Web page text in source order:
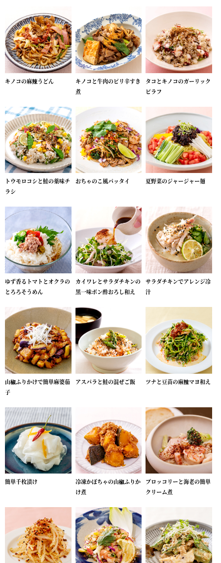
キノコの麻辣うどん
キノコと牛肉のピリ辛すき
煮
タコとキノコのガーリック
ピラフ
トウモロコシと鮭の薬味チ
ラシ
おちゃのこ風パッタイ 夏野菜のジャージャー麺
ゆず香るトマトとオクラの
とろろそうめん
カイワレとサラダチキンの
黒一味ポン酢おろし和え
サラダチキンでアレンジ冷
汁
山椒ふりかけで簡単麻婆茄
子
アスパラと鮭の混ぜご飯 ツナと豆苗の麻辣マヨ和え
簡単千枚漬け
冷凍かぼちゃの山椒ふりか
け煮
ブロッコリーと海老の簡単
クリーム煮